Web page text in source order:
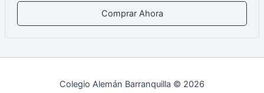
Comprar Ahora
Colegio Alemán Barranquilla © 2026